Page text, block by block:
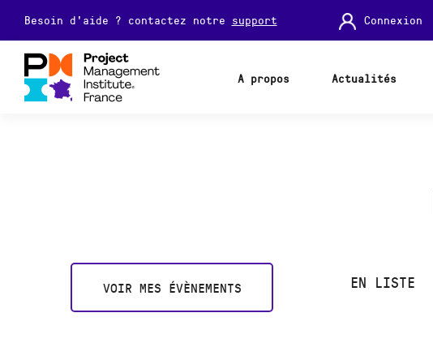
Besoin d'aide ? contactez notre support Connexion
A propos Actualités
VOIR MES ÉVÈNEMENTS EN LISTE